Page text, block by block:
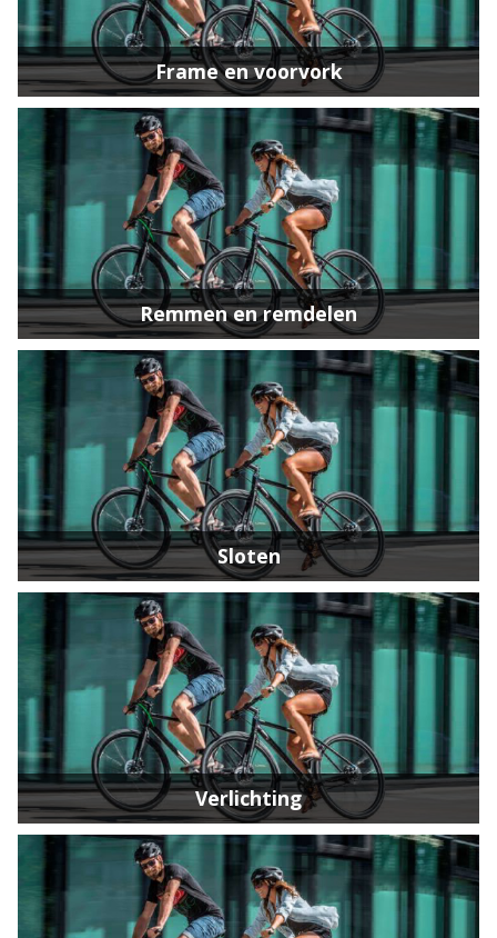
Frame en voorvork
Remmen en remdelen
Sloten
Verlichting